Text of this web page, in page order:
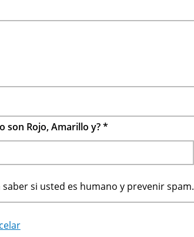
son Rojo, Amarillo y?*
si usted es humano y prevenir spam.